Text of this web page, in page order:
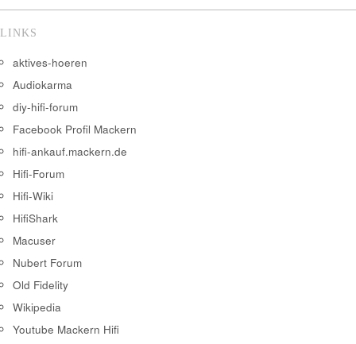
LINKS
aktives-hoeren
Audiokarma
diy-hifi-forum
Facebook Profil Mackern
hifi-ankauf.mackern.de
Hifi-Forum
Hifi-Wiki
HifiShark
Macuser
Nubert Forum
Old Fidelity
Wikipedia
Youtube Mackern Hifi